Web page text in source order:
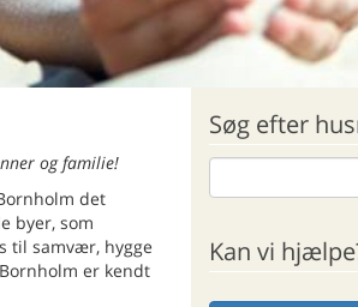
og familie!
det
byer, som
til samvær, hygge
er kendt
Søg efter
Kan vi